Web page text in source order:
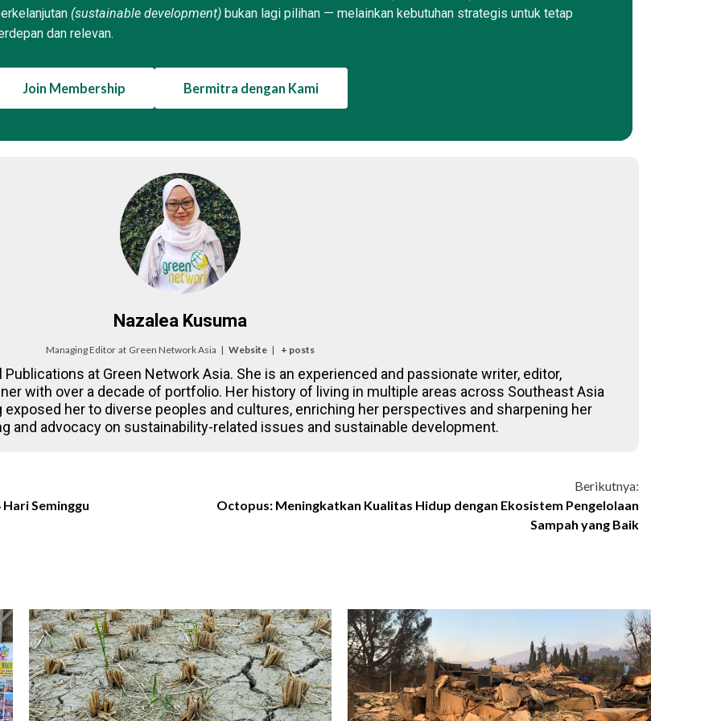
(sustainable development) bukan lagi pilihan — melainkan kebutuhan strategis untuk tetap
dan relevan.
Join Membership Bermitra dengan Kami
Nazalea Kusuma
Managing Editor at Green Network Asia | Website | + posts
at Green Network Asia. She is an experienced and passionate writer, editor,
with over a decade of portfolio. Her history of living in multiple areas across Southeast Asia
exposed her to diverse peoples and cultures, enriching her perspectives and sharpening her
and advocacy on sustainability-related issues and sustainable development.
Seminggu
Berikutnya:
Octopus: Meningkatkan Kualitas Hidup dengan Ekosistem Pengelolaan
Sampah yang Baik